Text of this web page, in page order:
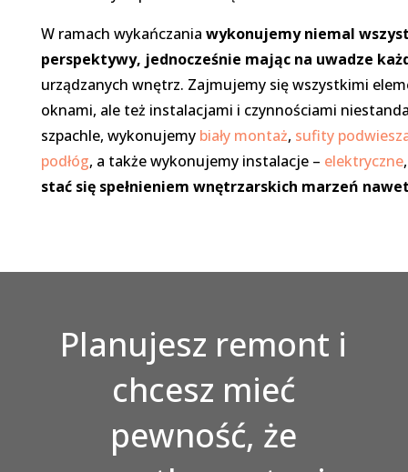
W ramach wykańczania wykonujemy niemal
perspektywy, jednocześnie mając na uwadze
urządzanych wnętrz. Zajmujemy się wszystkimi
oknami, ale też instalacjami i czynnościami
szpachle, wykonujemy biały montaż, sufity
podłóg, a także wykonujemy instalacje – elektryczne
stać się spełnieniem wnętrzarskich marzeń
Planujesz remont i
chcesz mieć
pewność, że